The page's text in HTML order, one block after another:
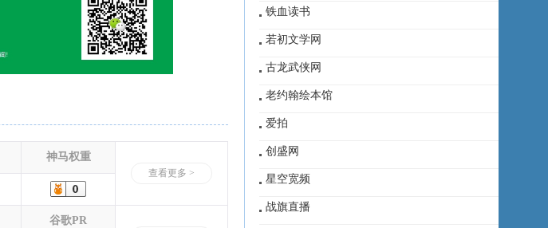
铁血读书
若初文学网
古龙武侠网
老约翰绘本馆
爱拍
创盛网
星空宽频
战旗直播
神马权重
查看更多 >
谷歌PR